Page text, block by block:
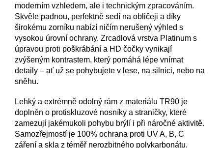
moderním vzhledem, ale i technickým zpracováním.
Skvěle padnou, perfektně sedí na obličeji a díky
širokému zorníku nabízí ničím nerušený výhled s
vysokou úrovní ochrany. Zrcadlová vrstva Platinum s
úpravou proti poškrábání a HD čočky vynikají
zvýšeným kontrastem, který pomáhá lépe vnímat
detaily – ať už se pohybujete v lese, na silnici, nebo na
sněhu.
Lehký a extrémně odolný rám z materiálu TR90 je
doplněn o protiskluzové nosníky a straničky, které
zamezují jakémukoli pohybu brýlí i při náročné aktivitě.
Samozřejmostí je 100% ochrana proti UV A, B, C
záření a skla z téměř nerozbitného polykarbonátu.